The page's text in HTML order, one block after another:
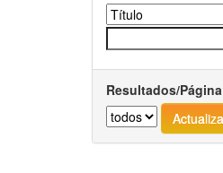
Resultados/Página